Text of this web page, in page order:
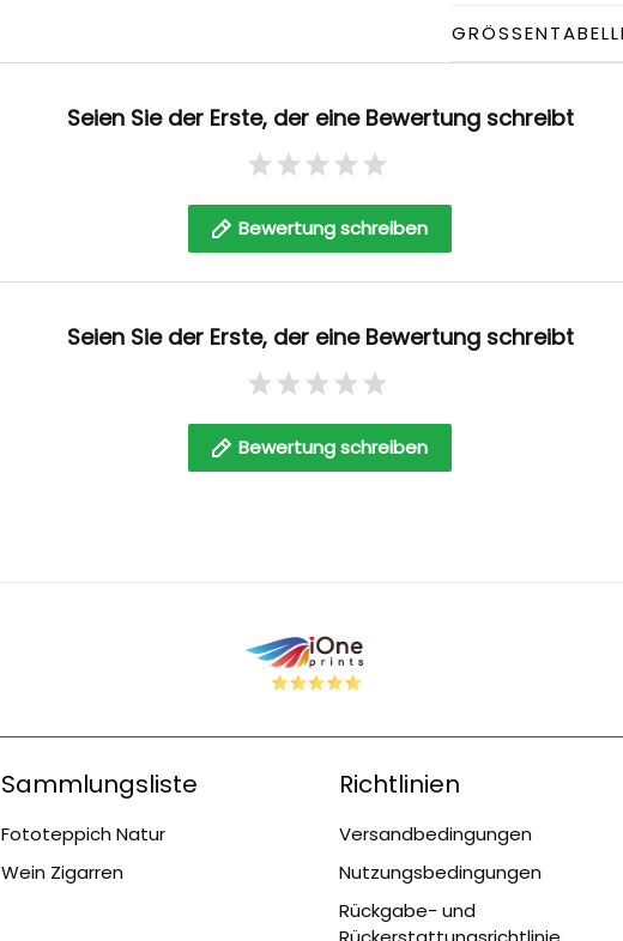
GRÖSSENTABELLE
Seien Sie der Erste, der eine Bewertung schreibt
Bewertung schreiben
Seien Sie der Erste, der eine Bewertung schreibt
Bewertung schreiben
Sammlungsliste
Fototeppich Natur
Wein Zigarren
Richtlinien
Versandbedingungen
Nutzungsbedingungen
Rückgabe- und